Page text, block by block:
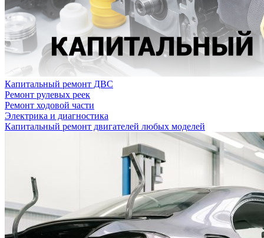
Капитальный ремонт ДВС
Ремонт рулевых реек
Ремонт ходовой части
Электрика и диагностика
Капитальный ремонт двигателей любых моделей